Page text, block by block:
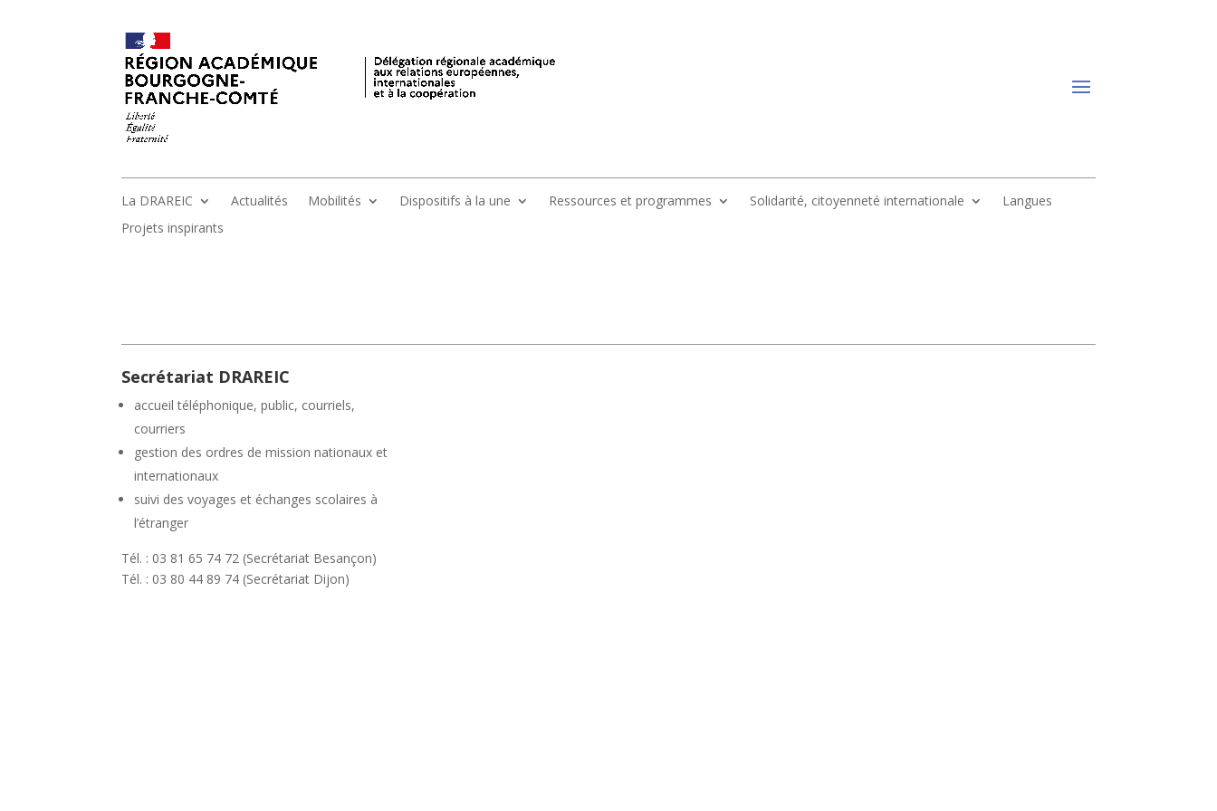
La DRAREIC Actualités Mobilités Dispositifs à la une Ressources et programmes Solidarité, citoyenneté internationale
Langues
Projets inspirants
Secrétariat DRAREIC
accueil téléphonique, public, courriels,
courriers
gestion des ordres de mission nationaux et
internationaux
suivi des voyages et échanges scolaires à
l’étranger
Tél. : 03 81 65 74 72 (Secrétariat Besançon)
Tél. : 03 80 44 89 74 (Secrétariat Dijon)